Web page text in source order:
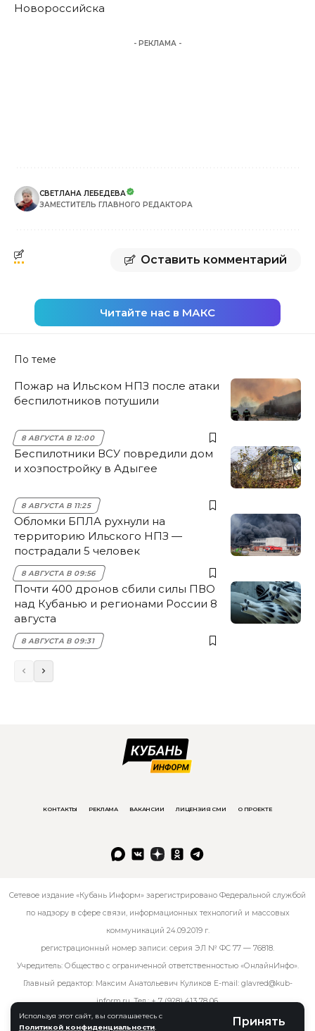
Используя этот сайт, вы соглашаетесь с
Политикой конфиденциальности
Принять
Новороссийска
- РЕКЛАМА -
СВЕТЛАНА ЛЕБЕДЕВА
ЗАМЕСТИТЕЛЬ ГЛАВНОГО РЕДАКТОРА
Оставить комментарий
Читайте нас в МАКС
По теме
Пожар на Ильском НПЗ после атаки
беспилотников потушили
8 АВГУСТА В 12:00
Беспилотники ВСУ повредили дом
и хозпостройку в Адыгее
8 АВГУСТА В 11:25
Обломки БПЛА рухнули на
территорию Ильского НПЗ —
пострадали 5 человек
8 АВГУСТА В 09:56
Почти 400 дронов сбили силы ПВО
над Кубанью и регионами России 8
августа
8 АВГУСТА В 09:31
КОНТАКТЫ РЕКЛАМА ВАКАНСИИ ЛИЦЕНЗИЯ СМИ О ПРОЕКТЕ
Сетевое издание «Кубань Информ» зарегистрировано Федеральной службой
по надзору в сфере связи, информационных технологий и массовых
коммуникаций 24.09.2019 г.
регистрационный номер записи: серия ЭЛ № ФС 77 — 76818.
Учредитель: Общество с ограниченной ответственностью «ОнлайнИнфо».
Главный редактор: Максим Анатольевич Куликов E-mail: glavred@kub-
inform.ru. Тел.:+ 7 (928) 413 78 06.